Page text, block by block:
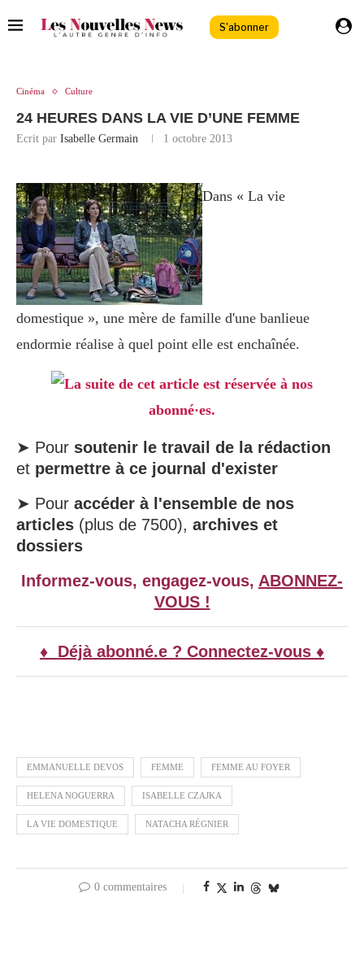
S'abonner
Cinéma Culture
24 HEURES DANS LA VIE D’UNE FEMME
Ecrit par Isabelle Germain 1 octobre 2013
Dans « La vie
domestique », une mère de famille d'une banlieue
endormie réalise à quel point elle est enchaînée.
La suite de cet article est réservée à nos
abonné·es.
➤ Pour soutenir le travail de la rédaction
et permettre à ce journal d'exister
➤ Pour accéder à l'ensemble de nos
articles (plus de 7500), archives et
dossiers
Informez-vous, engagez-vous, ABONNEZ-
VOUS !
♦ Déjà abonné.e ? Connectez-vous ♦
EMMANUELLE DEVOS FEMME FEMME AU FOYER
HELENA NOGUERRA ISABELLE CZAJKA
LA VIE DOMESTIQUE NATACHA RÉGNIER
0 commentaires